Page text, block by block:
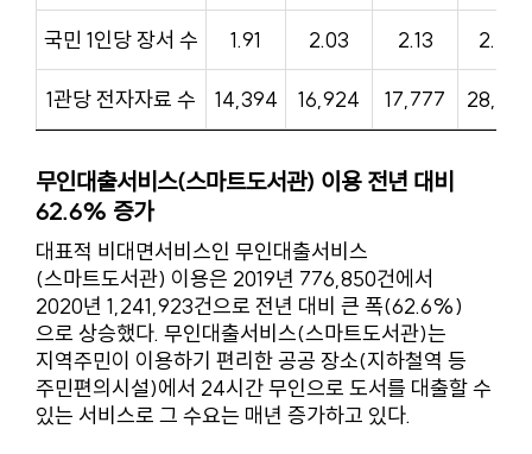
국민 1인당 장서 수 1.91 2.03 2.13 2.22
1관당 전자자료 수 14,394 16,924 17,777 28,760
무인대출서비스(스마트도서관) 이용 전년 대비
62.6% 증가
대표적 비대면서비스인 무인대출서비스
(스마트도서관) 이용은 2019년 776,850건에서
2020년 1,241,923건으로 전년 대비 큰 폭(62.6%)
으로 상승했다. 무인대출서비스(스마트도서관)는
지역주민이 이용하기 편리한 공공 장소(지하철역 등
주민편의시설)에서 24시간 무인으로 도서를 대출할 수
있는 서비스로 그 수요는 매년 증가하고 있다.